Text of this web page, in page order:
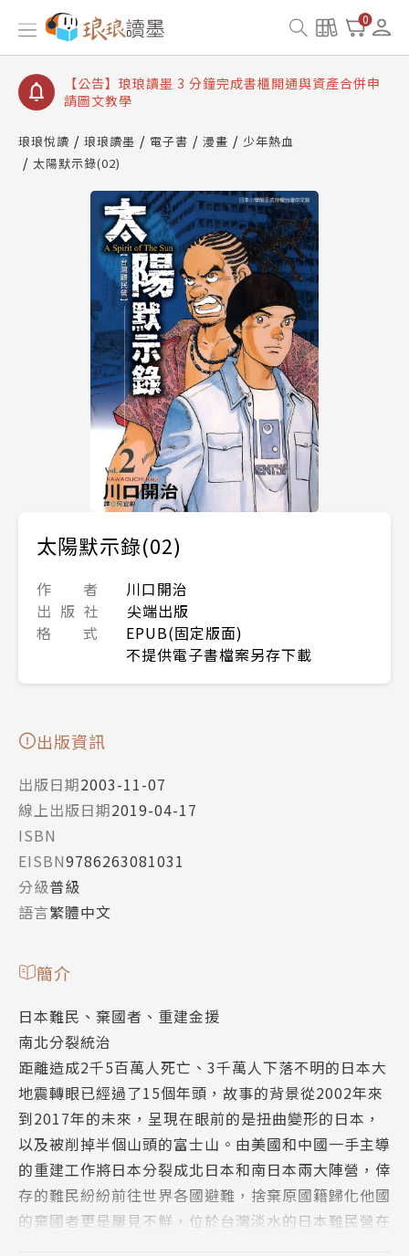
0
【公告】琅琅讀墨數位閱讀資產合併與書櫃開通申請
【公告】琅琅讀墨書櫃開通常見問題
【公告】琅琅讀墨 3 分鐘完成書櫃開通與資產合併申
請圖文教學
查詢
【公告】琅琅讀墨數位閱讀資產合併與書櫃開通申請
琅琅悅讀 琅琅讀墨 電子書 漫畫
少年熱血
太陽默示錄(02)
太陽默示錄(02)
作 者
川口開治
出 版 社
尖端出版
格 式
EPUB(固定版面)
不提供電子書檔案另存下載
出版資訊
出版日期2003-11-07
線上出版日期2019-04-17
ISBN
EISBN9786263081031
分級普級
語言繁體中文
簡介
日本難民、棄國者、重建金援
南北分裂統治
距離造成2千5百萬人死亡、3千萬人下落不明的日本大
地震轉眼已經過了15個年頭，故事的背景從2002年來
到2017年的未來，呈現在眼前的是扭曲變形的日本，
以及被削掉半個山頭的富士山。由美國和中國一手主導
的重建工作將日本分裂成北日本和南日本兩大陣營，倖
存的難民紛紛前往世界各國避難，捨棄原國籍歸化他國
的棄國者更是屢見不鮮，位於台灣淡水的日本難民營在